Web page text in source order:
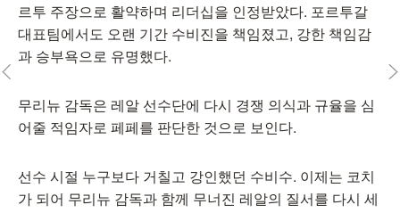
르투 주장으로 활약하며 리더십을 인정받았다. 포르투갈
대표팀에서도 오랜 기간 수비진을 책임졌고, 강한 책임감
과 승부욕으로 유명했다.
무리뉴 감독은 레알 선수단에 다시 경쟁 의식과 규율을 심
어줄 적임자로 페페를 판단한 것으로 보인다.
선수 시절 누구보다 거칠고 강인했던 수비수. 이제는 코치
가 되어 무리뉴 감독과 함께 무너진 레알의 질서를 다시 세